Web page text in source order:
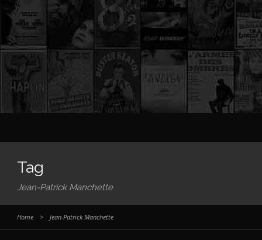
Tag
Jean-Patrick Manchette
Home > Jean-Patrick Manchette